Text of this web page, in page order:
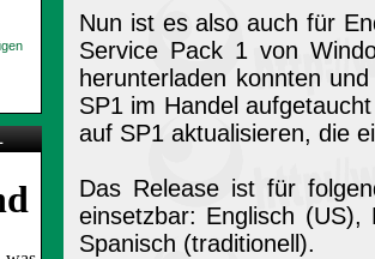
Nun ist es also auch für
Service Pack 1 von
herunterladen konnten
SP1 im Handel
auf SP1 aktualisieren, die
Das Release ist für
einsetzbar: Englisch (US),
Spanisch (traditionell).